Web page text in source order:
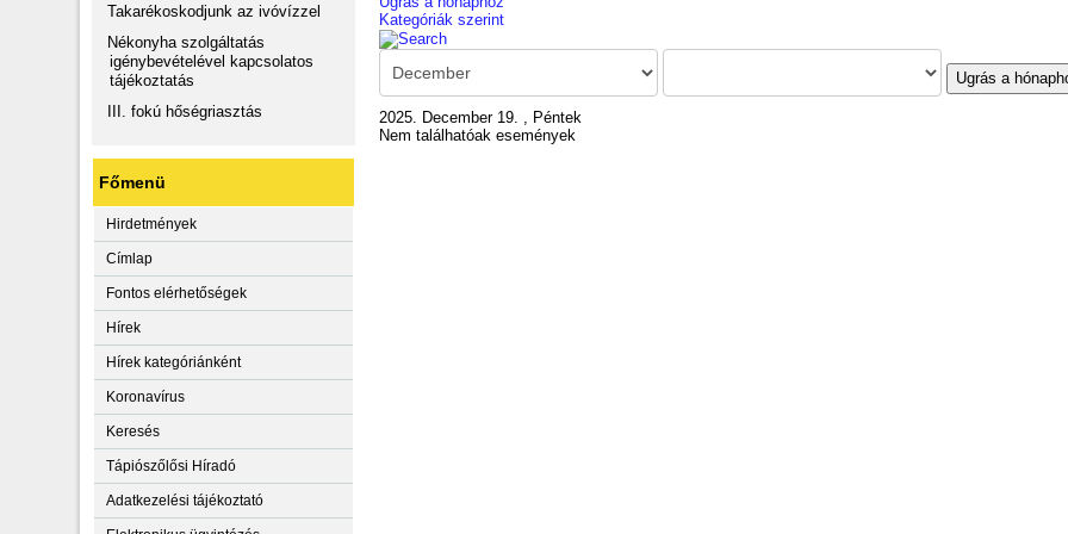
Takarékoskodjunk az ivóvízzel
Nékonyha szolgáltatás
igénybevételével kapcsolatos
tájékoztatás
III. fokú hőségriasztás
Főmenü
Hirdetmények
Címlap
Fontos elérhetőségek
Hírek
Hírek kategóriánként
Koronavírus
Keresés
Tápiószőlősi Híradó
Adatkezelési tájékoztató
Kategóriák szerint
Ugrás a
2025. December 19. , Péntek
Nem találhatóak események